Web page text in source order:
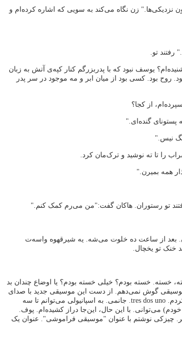
نزدیکی‌ها." زن نگاه می‌کند به سویی که اشاره کرده‌ام و
تو.
یوسف نبود که با پدربزرگم کنار کپه‌ی آتش به زبان
بود. کسی بود از میان ابر و مه موجود در سر پدر
از کجا؟
گنده‌ای."
نیس."
را تا ته نوشید و ترک‌مان کرد.
همه بمیرن."
تو رستوران. هاکان گفت:"من می‌رم کمک کنم."
بعد از ساعت ده خلوت می‌شه. یه شیرقهوه واسه‌ت
تو یخچال.
خسته. خسته بودم؟ خیلی خسته بودم؟ یا اوضاع چندان بد
موسیقی گوش نمی‌دهم. از دست این موسیقی جدید با صدای
بلند کفری می‌شوم. سیگاری روشن کردم. tres dos uno. جانمی. به اسپانیولی می‌توانم تا سه
می‌توانی. با این حال، این‌جا دراز کشیده‌ام. پوف.
چیزکی نوشتم با عنوان "موسیقی فراموشی". عنوان یک